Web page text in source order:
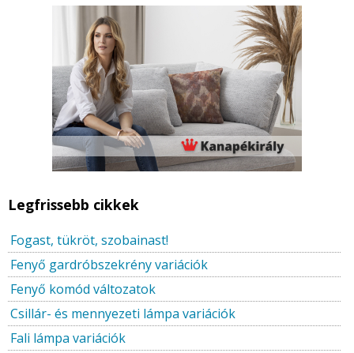
Legfrissebb cikkek
Fogast, tükröt, szobainast!
Fenyő gardróbszekrény variációk
Fenyő komód változatok
Csillár- és mennyezeti lámpa variációk
Fali lámpa variációk